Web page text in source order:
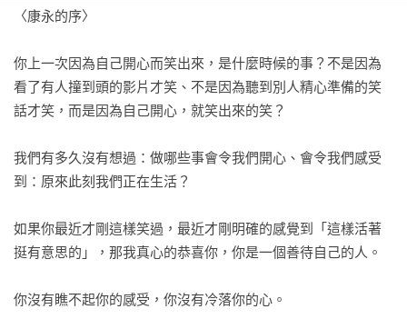
丟就丟，不用把感情寄託在東西上
能夠給別人的，才算是自己有的
找到同族的人，而且最好是有成績的同族人
想動心，就先取個會讓自己動心的名字
負責任的人之中，也有不累的
樂趣是重要的生產力
你以為隨口許願無傷大雅，其實是在給自己不斷的找敵人
連有腦子都嫌麻煩
〈康永的序〉
你上一次因為自己開心而笑出來，是什麼時候的事？不是因為
看了有人撞到頭的影片才笑、不是因為聽到別人精心準備的笑
話才笑，而是因為自己開心，就笑出來的笑？
我們有多久沒有想過：做哪些事會令我們開心、會令我們感受
到：原來此刻我們正在生活？
如果你最近才剛這樣笑過，最近才剛明確的感覺到「這樣活著
挺有意思的」，那我真心的恭喜你，你是一個善待自己的人。
你沒有瞧不起你的感受，你沒有冷落你的心。